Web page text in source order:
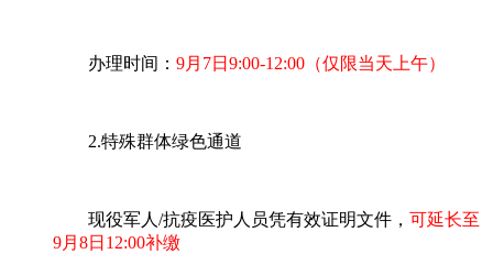
办理时间： 9月7日9:00-12:00（仅限当天上午）
2.特殊群体绿色通道
现役军人/抗疫医护人员凭有效证明文件， 可延长至
9月8日12:00补缴